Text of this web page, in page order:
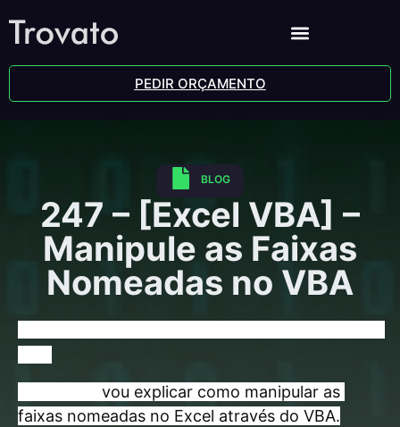
PEDIR ORÇAMENTO
BLOG
247 – [Excel VBA] –
Manipule as Faixas
Nomeadas no VBA
vou explicar como manipular as
faixas nomeadas no Excel através do VBA.